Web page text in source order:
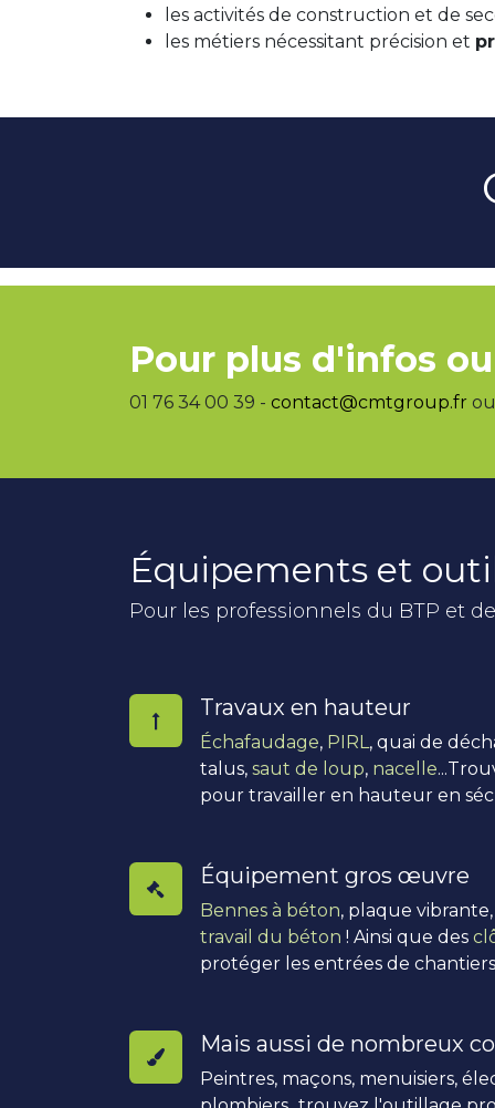
les activités de construction et de
les métiers nécessitant précision et
Pour plus d'infos
01 76 34 00 39 - contact@cmtgroup.fr
Équipements et
Pour les professionnels du BTP et
Travaux en hauteur
Échafaudage, PIRL , quai de
talus, saut de loup, nacelle
pour travailler en hauteur en
Équipement gros œuvre
Bennes à béton, plaque
travail du béton ! Ainsi que des
protéger les entrées de
Mais aussi de nombreux
Peintres, maçons, menuisiers,